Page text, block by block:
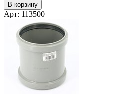
В корзину
Арт: 113500